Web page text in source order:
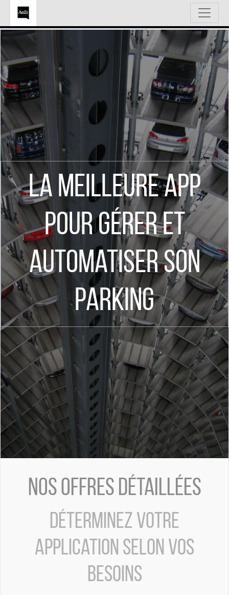
La meilleure APP
pour gérer et
automatiser son
parking
Nos offres détaillées
Déterminez votre
application selon vos
besoins